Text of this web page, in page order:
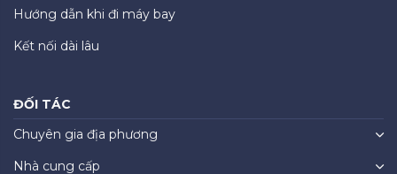
Hướng dẫn khi đi máy bay
Kết nối dài lâu
ĐỐI TÁC
Chuyên gia địa phương
Nhà cung cấp